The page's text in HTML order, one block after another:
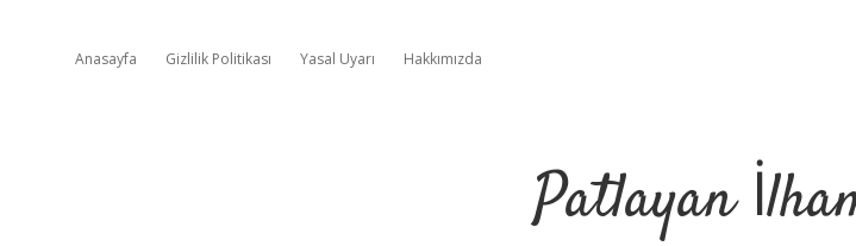
Anasayfa Gizlilik Politikası Yasal Uyarı Hakkımızda
Patlayan